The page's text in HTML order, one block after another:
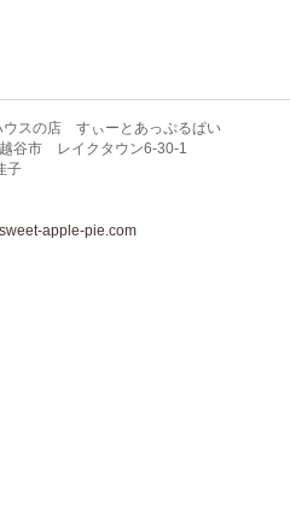
ウスの店 すぃーとあっぷるぱい
谷市 レイクタウン6-30-1
子
apple-pie.com